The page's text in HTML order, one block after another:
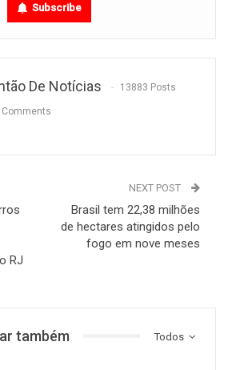
Subscribe
De Notícias 13883 Posts
Comments
RJ
NEXT POST
Brasil tem 22,38 milhões
de hectares atingidos pelo
fogo em nove meses
Todos
também